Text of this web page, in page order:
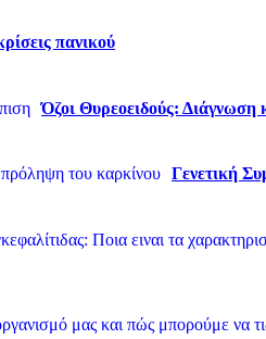
πανικού
Όζοι Θυρεοειδούς: Διάγνωση
Γενετική